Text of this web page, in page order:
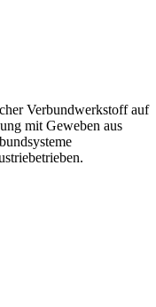
Verbundwerkstoff auf
mit Geweben aus